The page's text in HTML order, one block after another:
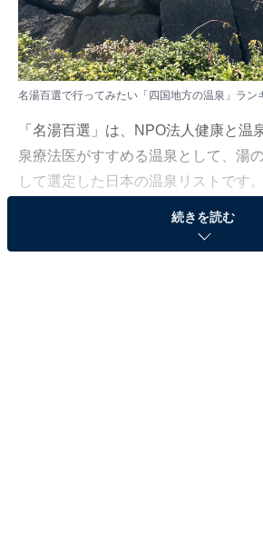
名湯百選で行ってみたい「四国地方の温泉」ラン
「名湯百選」は、NPO法人健康と温
泉療法医がすすめる温泉として、湯
して選定した日本の温泉リストです
山々や渓谷、太平洋など、雄大な自
温泉地が点在し、人気を博しています
続きを読む